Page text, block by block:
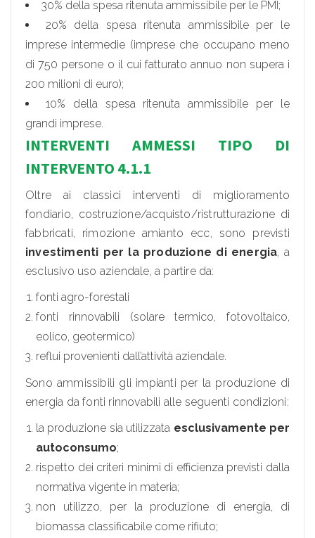
30% della spesa ritenuta ammissibile per le PMI;
20% della spesa ritenuta ammissibile per le
imprese intermedie (imprese che occupano meno
di 750 persone o il cui fatturato annuo non supera i
200 milioni di euro);
10% della spesa ritenuta ammissibile per le
grandi imprese.
INTERVENTI AMMESSI TIPO DI
INTERVENTO 4.1.1
Oltre ai classici interventi di miglioramento
fondiario, costruzione/acquisto/ristrutturazione di
fabbricati, rimozione amianto ecc, sono previsti
investimenti per la produzione di energia, a
esclusivo uso aziendale, a partire da:
fonti agro-forestali
fonti rinnovabili (solare termico, fotovoltaico,
eolico, geotermico)
reflui provenienti dall’attività aziendale.
Sono ammissibili gli impianti per la produzione di
energia da fonti rinnovabili alle seguenti condizioni:
la produzione sia utilizzata esclusivamente per
autoconsumo;
rispetto dei criteri minimi di efficienza previsti dalla
normativa vigente in materia;
non utilizzo, per la produzione di energia, di
biomassa classificabile come rifiuto;